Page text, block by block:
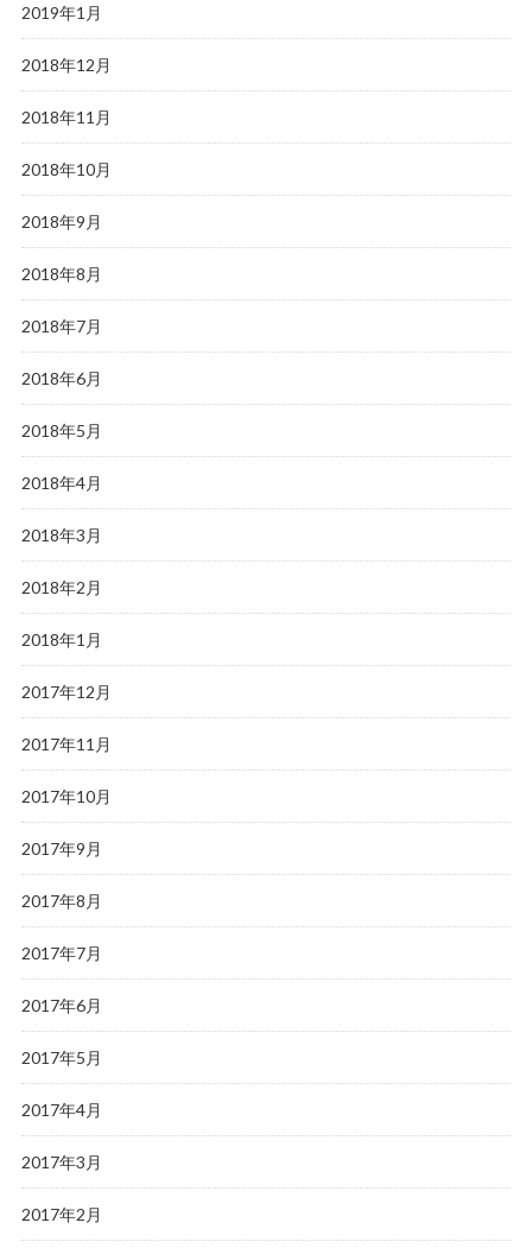
2019年1月
2018年12月
2018年11月
2018年10月
2018年9月
2018年8月
2018年7月
2018年6月
2018年5月
2018年4月
2018年3月
2018年2月
2018年1月
2017年12月
2017年11月
2017年10月
2017年9月
2017年8月
2017年7月
2017年6月
2017年5月
2017年4月
2017年3月
2017年2月